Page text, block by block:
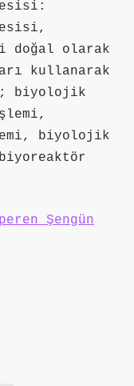
doğal olarak
kullanarak
biyolojik
biyolojik
Şengün